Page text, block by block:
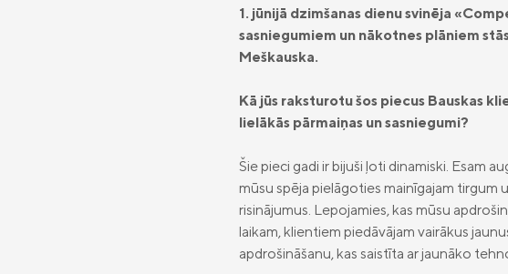
1. jūnijā dzimšanas dienu svinēja
sasniegumiem un nākotnes plāniem
Meškauska.
Kā jūs raksturotu šos piecus Bauskas
lielākās pārmaiņas un sasniegumi?
Šie pieci gadi ir bijuši ļoti dinamiski. Esam
mūsu spēja pielāgoties mainīgajam
risinājumus. Lepojamies, kas mūsu
laikam, klientiem piedāvājam vairākus
apdrošināšanu, kas saistīta ar jaunāko